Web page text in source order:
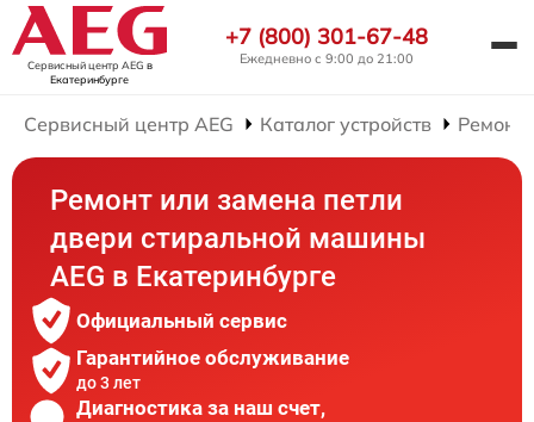
Сервисный центр AEG в
Екатеринбурге
+7 (800) 301-67-48
Ежедневно с 9:00 до 21:00
Сервисный центр AEG Каталог устройств Ремонт
Ремонт или замена петли
двери стиральной машины
AEG в Екатеринбурге
Официальный сервис
Гарантийное обслуживание
до 3 лет
Диагностика за наш счет,